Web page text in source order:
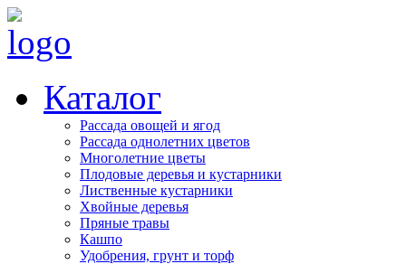
Каталог
Рассада овощей и ягод
Рассада однолетних цветов
Многолетние цветы
Плодовые деревья и кустарники
Лиственные кустарники
Хвойные деревья
Пряные травы
Кашпо
Удобрения, грунт и торф